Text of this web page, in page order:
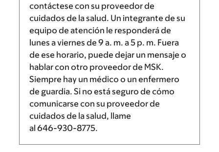
contáctese con su proveedor de
cuidados de la salud. Un integrante de su
equipo de atención le responderá de
lunes a viernes de 9 a. m. a5 p. m. Fuera
de ese horario, puede dejar un mensaje o
hablar con otro proveedor de MSK.
Siempre hay un médico o un enfermero
de guardia. Si no está seguro de cómo
comunicarse con su proveedor de
cuidados de la salud, llame
al 646-930-8775.